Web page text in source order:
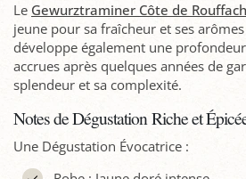
Le Gewurztraminer Côte de Rouffach
jeune pour sa fraîcheur et ses
développe également une
accrues après quelques années de
splendeur et sa complexité.
Notes de Dégustation Riche et
Une Dégustation Évocatrice :